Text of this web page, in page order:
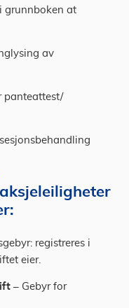
grunnboken at
av
panteattest/
registreres i
eier.
– Gebyr for